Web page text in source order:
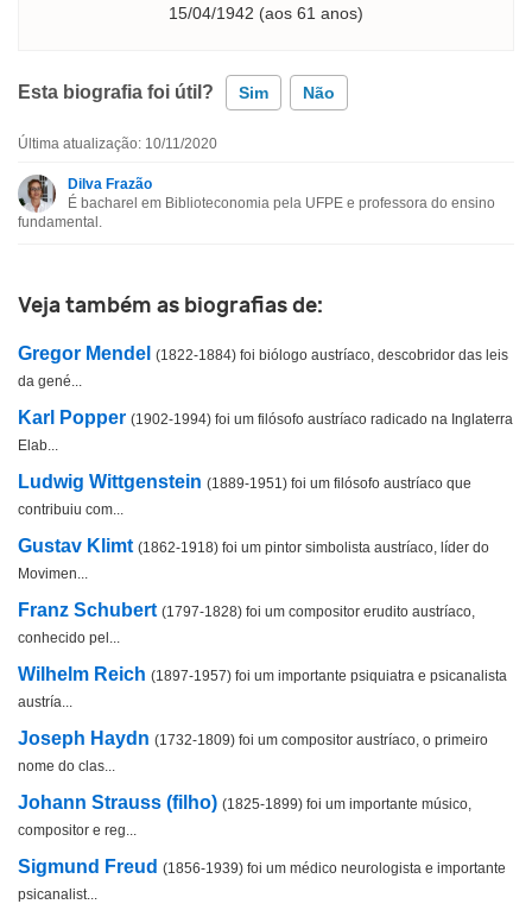
15/04/1942 (aos 61 anos)
Esta biografia foi útil? Sim Não
Esta biografia não tem a informação que procuro
Última atualização: 10/11/2020
Dilva Frazão
É bacharel em Biblioteconomia pela UFPE e professora do ensino
fundamental.
Veja também as biografias de:
Gregor Mendel (1822-1884) foi biólogo austríaco, descobridor das leis
da gené...
Karl Popper (1902-1994) foi um filósofo austríaco radicado na Inglaterra
Elab...
Ludwig Wittgenstein (1889-1951) foi um filósofo austríaco que
contribuiu com...
Gustav Klimt (1862-1918) foi um pintor simbolista austríaco, líder do
Movimen...
Franz Schubert (1797-1828) foi um compositor erudito austríaco,
conhecido pel...
Wilhelm Reich (1897-1957) foi um importante psiquiatra e psicanalista
austría...
Joseph Haydn (1732-1809) foi um compositor austríaco, o primeiro
nome do clas...
Johann Strauss (filho) (1825-1899) foi um importante músico,
compositor e reg...
Sigmund Freud (1856-1939) foi um médico neurologista e importante
psicanalist...